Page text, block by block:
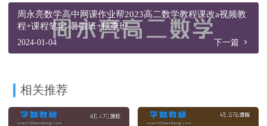
周永亮数学高中网课作业帮2023高二数学教程课改a视频教
程+课程笔记-暑假班+秋季班
2024-01-04 下一篇
相关推荐